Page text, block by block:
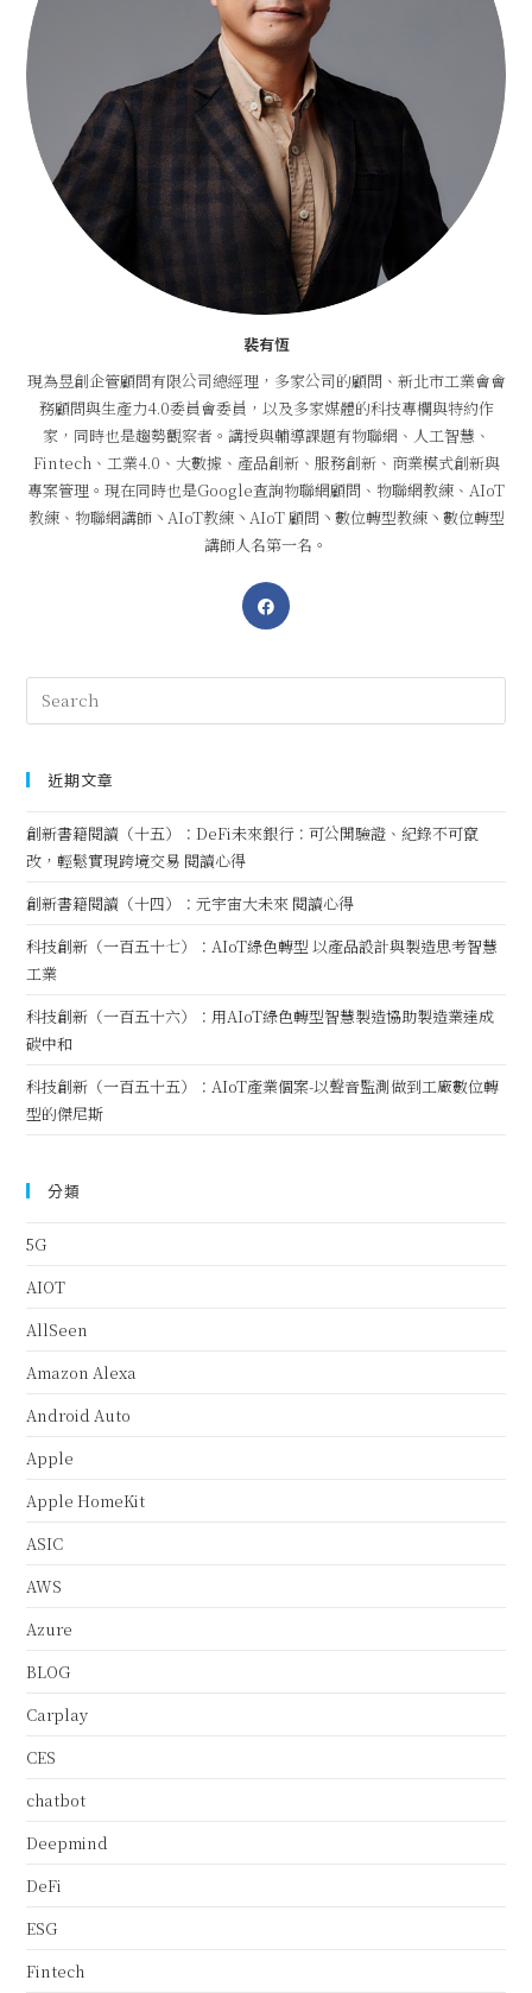
裴有恆
現為昱創企管顧問有限公司總經理，多家公司的顧問、新北市工業會會
務顧問與生產力4.0委員會委員，以及多家媒體的科技專欄與特約作
家，同時也是趨勢觀察者。講授與輔導課題有物聯網、人工智慧、
Fintech、工業4.0、大數據、產品創新、服務創新、商業模式創新與
專案管理。現在同時也是Google查詢物聯網顧問、物聯網教練、AIoT
教練、物聯網講師丶AIoT教練丶AIoT 顧問丶數位轉型教練丶數位轉型
講師人名第一名。
近期文章
創新書籍閱讀（十五）：DeFi未來銀行：可公開驗證、紀錄不可竄
改，輕鬆實現跨境交易 閱讀心得
創新書籍閱讀（十四）：元宇宙大未來 閱讀心得
科技創新（一百五十七）：AIoT綠色轉型 以產品設計與製造思考智慧
工業
科技創新（一百五十六）：用AIoT綠色轉型智慧製造協助製造業達成
碳中和
科技創新（一百五十五）：AIoT產業個案-以聲音監測做到工廠數位轉
型的傑尼斯
分類
5G
AIOT
AllSeen
Amazon Alexa
Android Auto
Apple
Apple HomeKit
ASIC
AWS
Azure
BLOG
Carplay
CES
chatbot
Deepmind
DeFi
ESG
Fintech